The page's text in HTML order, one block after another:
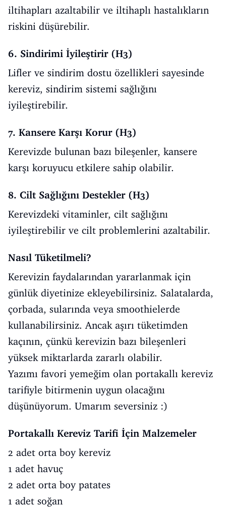
iltihapları azaltabilir ve iltihaplı hastalıkların
riskini düşürebilir.
6. Sindirimi İyileştirir (H3)
Lifler ve sindirim dostu özellikleri sayesinde
kereviz, sindirim sistemi sağlığını
iyileştirebilir.
7. Kansere Karşı Korur (H3)
Kerevizde bulunan bazı bileşenler, kansere
karşı koruyucu etkilere sahip olabilir.
8. Cilt Sağlığını Destekler (H3)
Kerevizdeki vitaminler, cilt sağlığını
iyileştirebilir ve cilt problemlerini azaltabilir.
Nasıl Tüketilmeli?
Kerevizin faydalarından yararlanmak için
günlük diyetinize ekleyebilirsiniz. Salatalarda,
çorbada, sularında veya smoothielerde
kullanabilirsiniz. Ancak aşırı tüketimden
kaçının, çünkü kerevizin bazı bileşenleri
yüksek miktarlarda zararlı olabilir.
Yazımı favori yemeğim olan portakallı kereviz
tarifiyle bitirmenin uygun olacağını
düşünüyorum. Umarım seversiniz :)
Portakallı Kereviz Tarifi İçin Malzemeler
2 adet orta boy kereviz
1 adet havuç
2 adet orta boy patates
1 adet soğan